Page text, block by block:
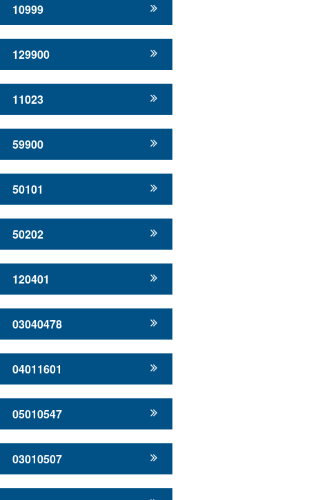
10999
129900
11023
59900
50101
50202
120401
03040478
04011601
05010547
03010507